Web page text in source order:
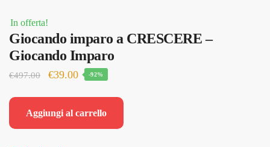
In offerta!
Giocando imparo a CRESCERE –
Giocando Imparo
€497.00
Il
originale
€39.00Il
attuale
-92%
Aggiungi al carrello